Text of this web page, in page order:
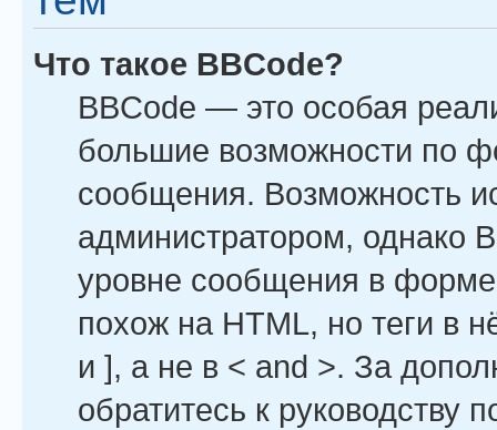
Что такое BBCode?
BBCode — это особая
большие возможности по
сообщения. Возможность
администратором, однако
уровне сообщения в форме
похож на HTML, но теги в
и ], а не в < and >. За
обратитесь к руководству